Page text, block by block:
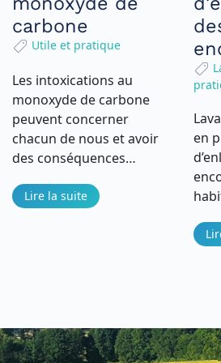
carbone
Utile et pratique
Les intoxications au
monoxyde de carbone
peuvent concerner
chacun de nous et avoir
des conséquences…
Lire la suite
en